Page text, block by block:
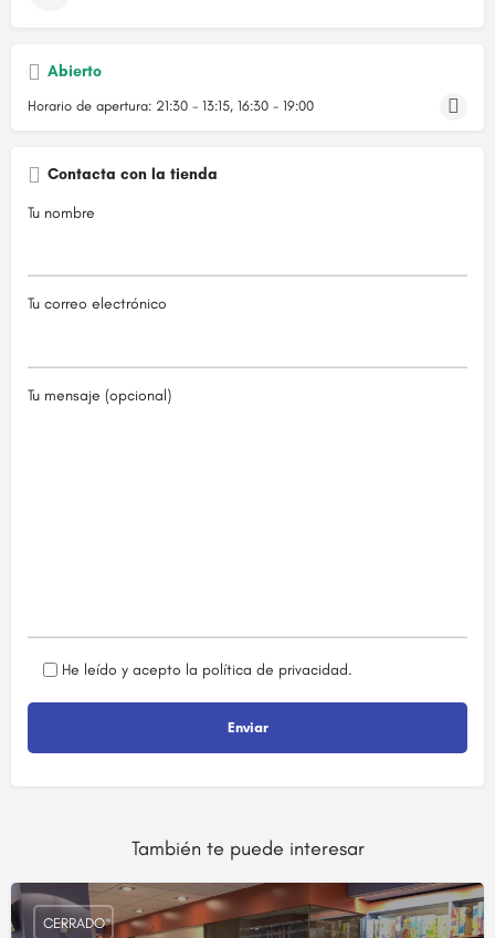
Abierto
Horario de apertura: 21:30 - 13:15, 16:30 - 19:00
Contacta con la tienda
Tu nombre
Tu correo electrónico
Tu mensaje (opcional)
He leído y acepto la política de privacidad.
También te puede interesar
CERRADO